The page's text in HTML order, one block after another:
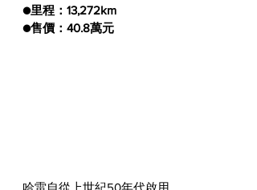
●里程：13,272km
●售價：40.8萬元
哈雷自從上世紀50年代啟用